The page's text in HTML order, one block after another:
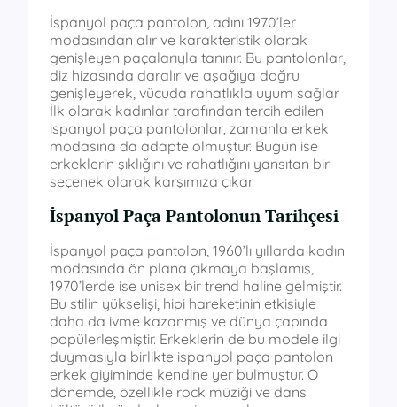
İspanyol paça pantolon, adını 1970’ler
modasından alır ve karakteristik olarak
genişleyen paçalarıyla tanınır. Bu pantolonlar,
diz hizasında daralır ve aşağıya doğru
genişleyerek, vücuda rahatlıkla uyum sağlar.
İlk olarak kadınlar tarafından tercih edilen
ispanyol paça pantolonlar, zamanla erkek
modasına da adapte olmuştur. Bugün ise
erkeklerin şıklığını ve rahatlığını yansıtan bir
seçenek olarak karşımıza çıkar.
İspanyol Paça Pantolonun Tarihçesi
İspanyol paça pantolon, 1960’lı yıllarda kadın
modasında ön plana çıkmaya başlamış,
1970’lerde ise unisex bir trend haline gelmiştir.
Bu stilin yükselişi, hipi hareketinin etkisiyle
daha da ivme kazanmış ve dünya çapında
popülerleşmiştir. Erkeklerin de bu modele ilgi
duymasıyla birlikte ispanyol paça pantolon
erkek giyiminde kendine yer bulmuştur. O
dönemde, özellikle rock müziği ve dans